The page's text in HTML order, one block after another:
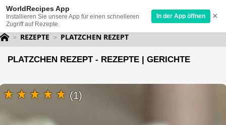
WorldRecipes App
Installieren Sie unsere App für einen schnelleren
Zugriff auf Rezepte.
In der App öffnen ×
REZEPTE PLATZCHEN REZEPT
PLATZCHEN REZEPT - REZEPTE | GERICHTE
(1)